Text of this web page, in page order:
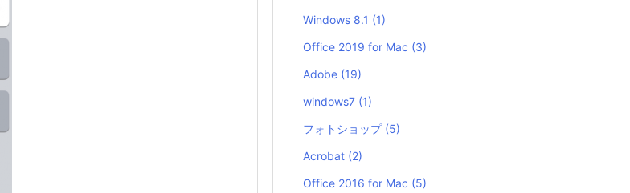
Windows 8.1 (1)
Office 2019 for Mac (3)
Adobe (19)
windows7 (1)
フォトショップ (5)
Acrobat (2)
Office 2016 for Mac (5)